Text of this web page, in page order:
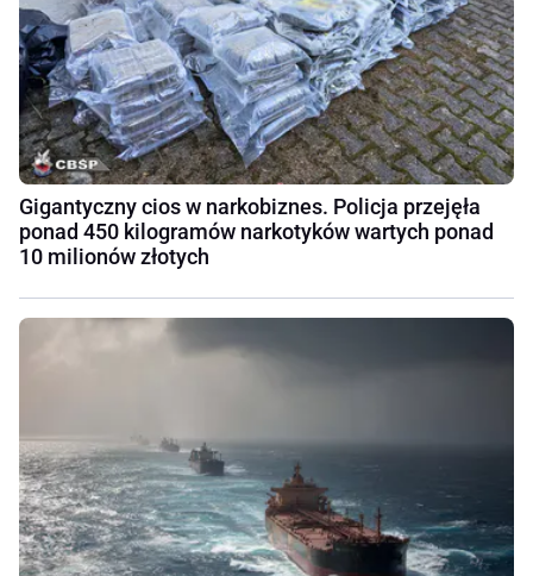
Gigantyczny cios w narkobiznes. Policja przejęła
ponad 450 kilogramów narkotyków wartych ponad
10 milionów złotych